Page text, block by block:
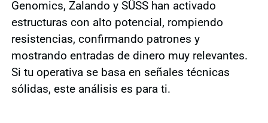
Genomics, Zalando y SÜSS han activado
estructuras con alto potencial, rompiendo
resistencias, confirmando patrones y
mostrando entradas de dinero muy relevantes.
Si tu operativa se basa en señales técnicas
sólidas, este análisis es para ti.